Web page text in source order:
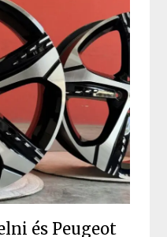
és Peugeot